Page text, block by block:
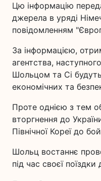
Цю інформацію
джерела в уряді
повідомленням
За інформацією,
агентства,
Шольцом та Сі
економічних та
Проте однією з тем
вторгнення до
Північної Кореї до
Шольц востаннє
під час своєї